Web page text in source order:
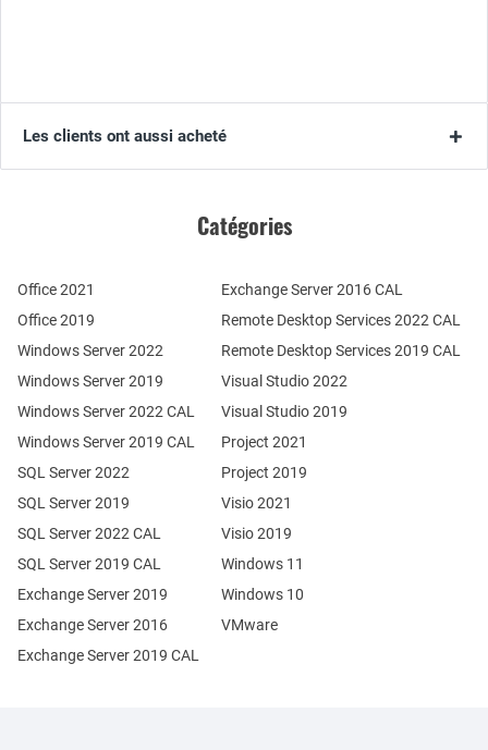
Les clients ont aussi acheté
Catégories
Office 2021
Office 2019
Windows Server 2022
Windows Server 2019
Exchange Server 2019
Exchange Server 2016
SQL Server 2022
SQL Server 2019
Windows Server 2022 CAL
Windows Server 2019 CAL
SQL Server 2022 CAL
SQL Server 2019 CAL
Remote Desktop Services 2022 CAL
Remote Desktop Services 2019 CAL
Exchange Server 2019 CAL
Exchange Server 2016 CAL
Visual Studio 2022
Visual Studio 2019
Project 2021
Project 2019
Visio 2021
Visio 2019
Windows 11
Windows 10
VMware